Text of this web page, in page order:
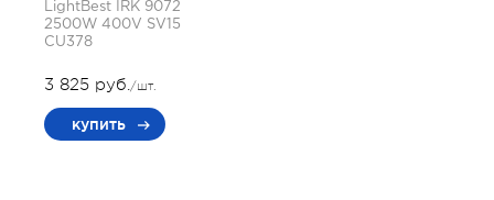
LightBest IRK 9072
2500W 400V SV15
СU378
3 825 руб./шт.
купить